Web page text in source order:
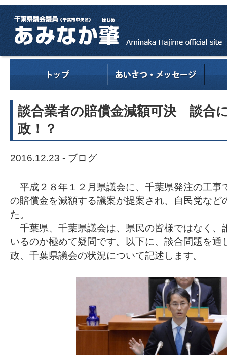
談合業者の賠償金減額可決 談合
政！？
2016.12.23 - ブログ
平成２８年１２月県議会に、千葉県発注の工事
の賠償金を減額する議案が提案され、自民党など
た。
千葉県、千葉県議会は、県民の皆様ではなく、
いるのか極めて疑問です。以下に、談合問題を通
政、千葉県議会の状況について記述します。